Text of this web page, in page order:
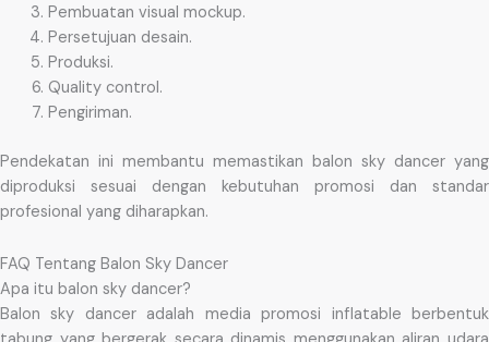
Pembuatan visual mockup.
Persetujuan desain.
Produksi.
Quality control.
Pengiriman.
Pendekatan ini membantu memastikan balon sky dancer yang
diproduksi sesuai dengan kebutuhan promosi dan standar
profesional yang diharapkan.
FAQ Tentang Balon Sky Dancer
Apa itu balon sky dancer?
Balon sky dancer adalah media promosi inflatable berbentuk